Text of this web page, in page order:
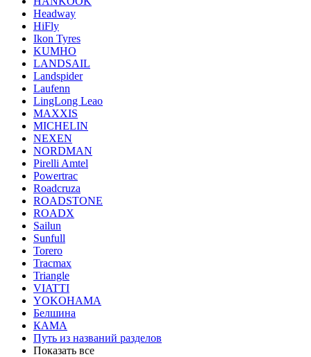
Headway
HiFly
Ikon Tyres
KUMHO
LANDSAIL
Landspider
Laufenn
LingLong Leao
MAXXIS
MICHELIN
NEXEN
NORDMAN
Pirelli Amtel
Powertrac
Roadcruza
ROADSTONE
ROADX
Sailun
Sunfull
Torero
Tracmax
Triangle
VIATTI
YOKOHAMA
Белшина
КАМА
Путь из названий разделов
Показать все